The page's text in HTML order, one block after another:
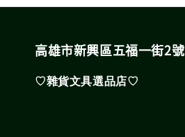
高雄市新興區五福一街2號
♡雜貨文具選品店♡